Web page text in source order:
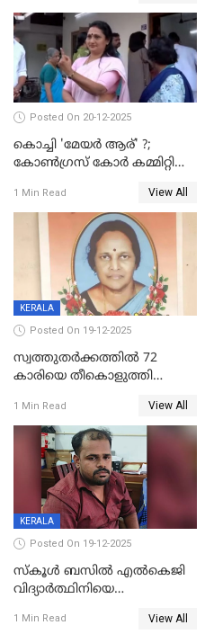
Posted On 20-12-2025
കൊച്ചി 'മേയർ ആര്' ?;
കോണ്‍ഗ്രസ് കോര്‍ കമ്മിറ്റി
1 Min Read View All
KERALA
Posted On 19-12-2025
സ്വത്തുതര്‍ക്കത്തില്‍ 72
കാരിയെ തീകൊളുത്തി
ക്രൂരകൊലപാതകത്തില്‍
സഹോദരിപുത്രന് ജീവപര്യന്തം
1 Min Read View All
KERALA
Posted On 19-12-2025
സ്കൂൾ ബസിൽ എൽകെജി
വിദ്യാര്‍ത്ഥിനിയെ
ക്ലീനര്‍ പിടിയിൽ
1 Min Read View All